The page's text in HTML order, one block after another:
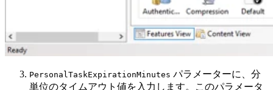
PersonalTaskExpirationMinutes パラメーターに、分
単位のタイムアウト値を入力します。このパラメータ